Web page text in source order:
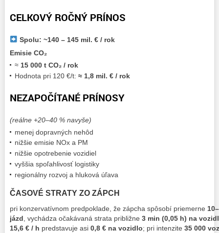
CELKOVÝ ROČNÝ PRÍNOS
Spolu: ~140 – 145 mil. € / rok
Emisie CO₂
≈ 15 000 t CO₂ / rok
Hodnota pri 120 €/t: ≈ 1,8 mil. € / rok
NEZAPOČÍTANÉ PRÍNOSY
(reálne +20–40 % navyše)
menej dopravných nehôd
nižšie emisie NOx a PM
nižšie opotrebenie vozidiel
vyššia spoľahlivosť logistiky
regionálny rozvoj a hluková úľava
ČASOVÉ STRATY ZO ZÁPCH
pri konzervatívnom predpoklade, že zápcha spôsobí priemerne
jázd, vychádza očakávaná strata približne 3 min (0,05 h) na
15,6 € / h predstavuje asi 0,8 € na vozidlo; pri intenzite 35 000